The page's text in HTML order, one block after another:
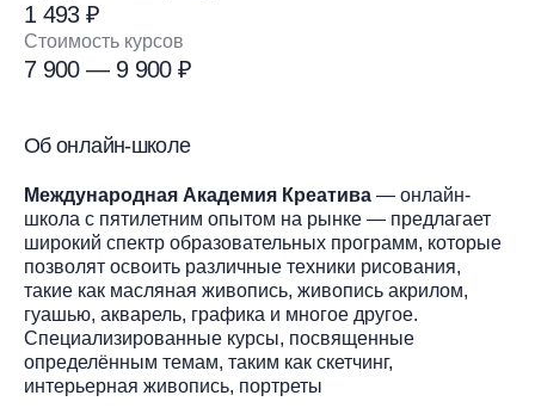
1 493 ₽
Стоимость курсов
7 900 — 9 900 ₽
Об онлайн-школе
Международная Академия Креатива — онлайн-
школа с пятилетним опытом на рынке — предлагает
широкий спектр образовательных программ, которые
позволят освоить различные техники рисования,
такие как масляная живопись, живопись акрилом,
гуашью, акварель, графика и многое другое.
Специализированные курсы, посвященные
определённым темам, таким как скетчинг,
интерьерная живопись, портреты